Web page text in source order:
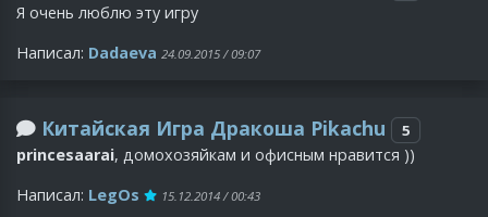
Я очень люблю эту игру
Написал: Dadaeva 24.09.2015 / 09:07
Китайская Игра Дракоша Pikachu 5
princesaarai, домохозяйкам и офисным нравится ))
Написал: LegOs 15.12.2014 / 00:43